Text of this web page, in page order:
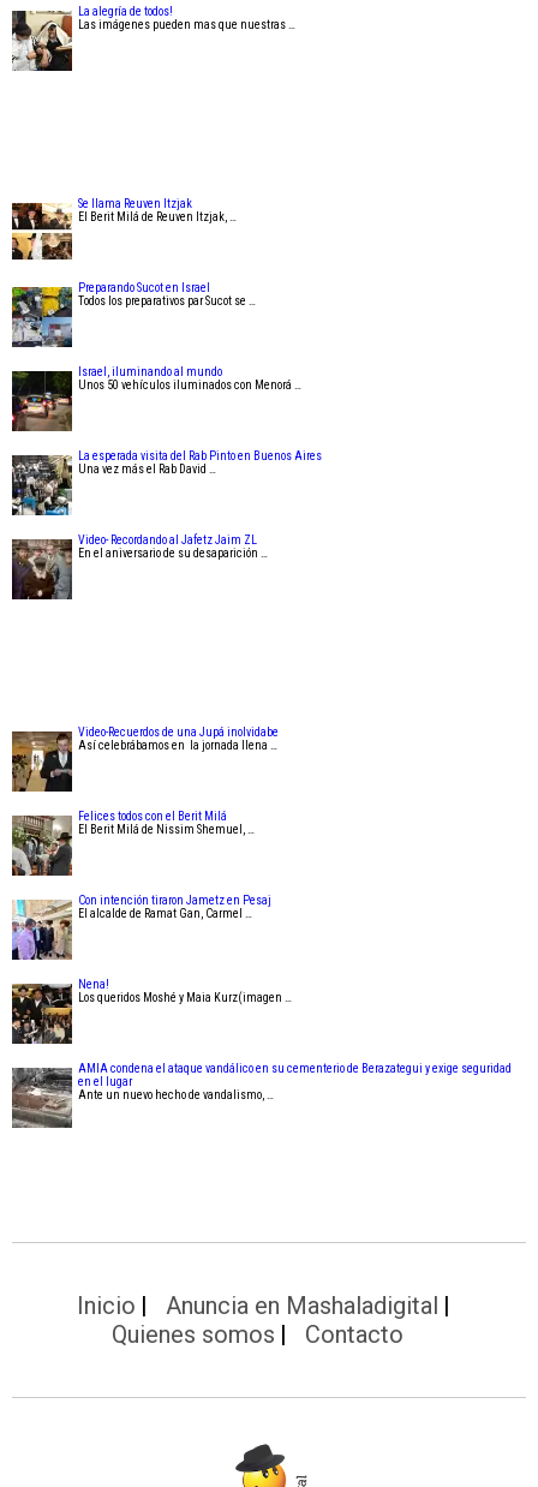
La alegría de todos!
Las imágenes pueden mas que nuestras …
Se llama Reuven Itzjak
El Berit Milá de Reuven Itzjak, …
Preparando Sucot en Israel
Todos los preparativos par Sucot se …
Israel, iluminando al mundo
Unos 50 vehículos iluminados con Menorá …
La esperada visita del Rab Pinto en Buenos Aires
Una vez más el Rab David …
Video- Recordando al Jafetz Jaim ZL
En el aniversario de su desaparición …
Video-Recuerdos de una Jupá inolvidabe
Así celebrábamos en la jornada llena …
Felices todos con el Berit Milá
El Berit Milá de Nissim Shemuel, …
Con intención tiraron Jametz en Pesaj
El alcalde de Ramat Gan, Carmel …
Nena!
Los queridos Moshé y Maia Kurz(imagen …
AMIA condena el ataque vandálico en su cementerio de Berazategui y exige seguridad
en el lugar
Ante un nuevo hecho de vandalismo, …
Inicio
Anuncia en Mashaladigital
Quienes somos
Contacto